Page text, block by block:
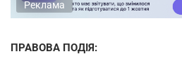
Реклама
ПРАВОВА ПОДІЯ: